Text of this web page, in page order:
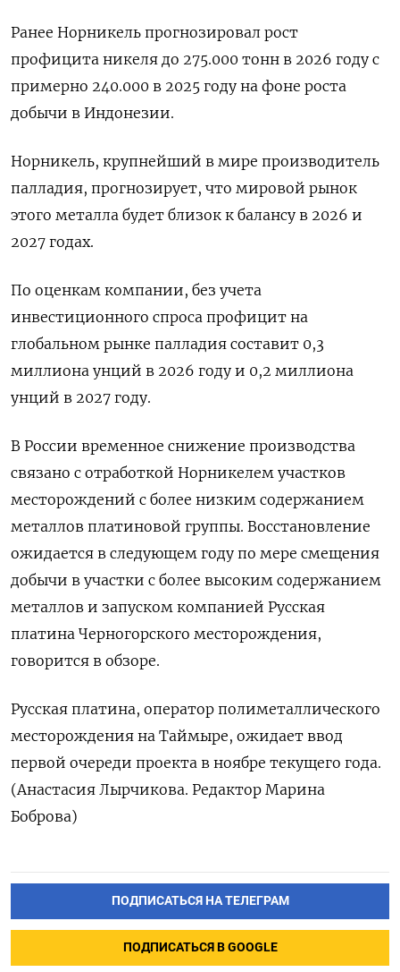
Ранее Норникель прогнозировал ​рост
профицита никеля ‌до 275.000 тонн в 2026 году с
примерно 240.000 в 2025 году ​на фоне роста
добычи в Индонезии.
Норникель, крупнейший в мире производитель
палладия, прогнозирует, что мировой рынок
этого металла будет близок к балансу в 2026 и
2027 годах.
По оценкам компании, без учета
инвестиционного спроса профицит на
глобальном рынке палладия составит 0,3
миллиона унций в 2026 году и 0,2 миллиона
унций в 2027 году.
В ​России временное снижение производства
⁠связано с отработкой Норникелем участков
месторождений с более низким содержанием
металлов платиновой группы. Восстановление
ожидается в следующем году ‌по мере смещения
добычи в участки с более высоким содержанием
металлов ‌и запуском компанией Русская
платина Черногорского месторождения,
говорится в обзоре.
Русская платина, оператор ​полиметаллического
месторождения на Таймыре, ожидает ввод
первой очереди проекта ‌в ноябре текущего года.
(Анастасия Лырчикова. Редактор Марина
Боброва)
ПОДПИСАТЬСЯ НА ТЕЛЕГРАМ
ПОДПИСАТЬСЯ В GOOGLE